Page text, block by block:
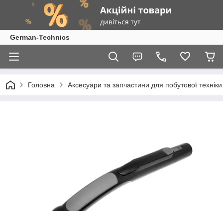
German-Technics
Головна Аксесуари та запчастини для побутової